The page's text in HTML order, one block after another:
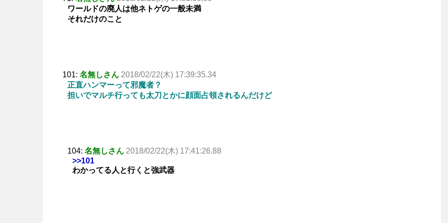
ワールドの廃人は他ネトゲの一般未満
それだけのこと
101: 名無しさん 2018/02/22(木) 17:39:35.34
正直ハンマーって邪魔者？
担いでマルチ行っても太刀とかに顔面占領されるんだけど
104: 名無しさん 2018/02/22(木) 17:41:26.88
>>101
わかってる人と行くと強武器